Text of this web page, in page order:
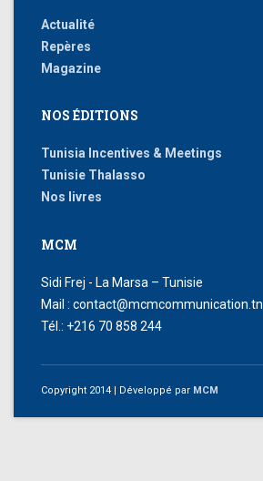
Actualité
Repères
Magazine
NOS ÉDITIONS
Tunisia Incentives & Meetings
Tunisie Thalasso
Nos livres
MCM
Sidi Frej - La Marsa – Tunisie
Mail : contact@mcmcommunication.tn
Tél.: +216 70 858 244
Copyright 2014 | Développé par MCM